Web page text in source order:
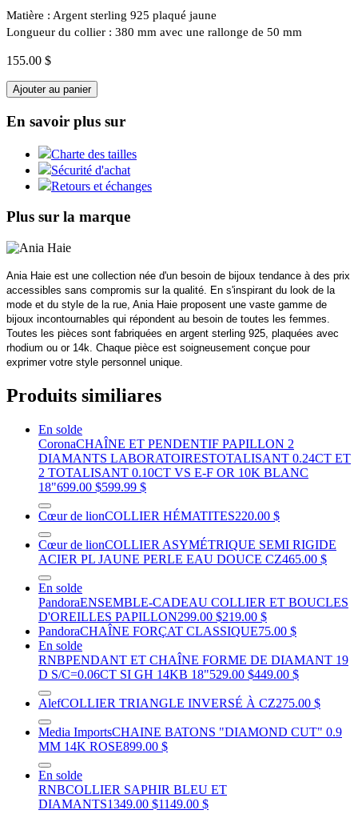
Matière : Argent sterling 925 plaqué jaune
Longueur du collier : 380 mm avec une rallonge de 50 mm
155.00 $
Ajouter au panier
En savoir plus sur
Charte des tailles
Sécurité d'achat
Retours et échanges
Plus sur la marque
Ania Haie est une collection née d'un besoin de bijoux tendance à des prix
accessibles sans compromis sur la qualité. En s'inspirant du look de la
mode et du style de la rue, Ania Haie proposent une vaste gamme de
bijoux incontournables qui répondent au besoin de toutes les femmes.
Toutes les pièces sont fabriquées en argent sterling 925, plaquées avec
rhodium ou or 14k. Chaque pièce est soigneusement conçue pour
exprimer votre style personnel unique.
Produits similiares
En solde
CoronaCHAÎNE ET PENDENTIF PAPILLON 2
DIAMANTS LABORATOIRESTOTALISANT 0.24CT ET
2 TOTALISANT 0.10CT VS E-F OR 10K BLANC
18"699.00 $599.99 $
Cœur de lionCOLLIER HÉMATITES220.00 $
Cœur de lionCOLLIER ASYMÉTRIQUE SEMI RIGIDE
ACIER PL JAUNE PERLE EAU DOUCE CZ465.00 $
En solde
PandoraENSEMBLE-CADEAU COLLIER ET BOUCLES
D'OREILLES PAPILLON299.00 $219.00 $
PandoraCHAÎNE FORÇAT CLASSIQUE75.00 $
En solde
RNBPENDANT ET CHAÎNE FORME DE DIAMANT 19
D S/C=0.06CT SI GH 14KB 18"529.00 $449.00 $
AlefCOLLIER TRIANGLE INVERSÉ À CZ275.00 $
Media ImportsCHAINE BATONS "DIAMOND CUT" 0.9
MM 14K ROSE899.00 $
En solde
RNBCOLLIER SAPHIR BLEU ET
DIAMANTS1349.00 $1149.00 $